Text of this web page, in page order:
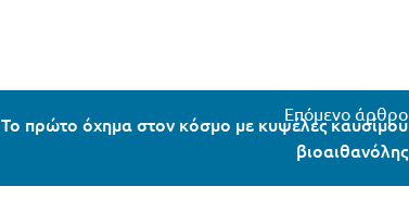
Το πρώτο όχημα στον κόσμο με κυψέλες καυσίμου
βιοαιθανόλης